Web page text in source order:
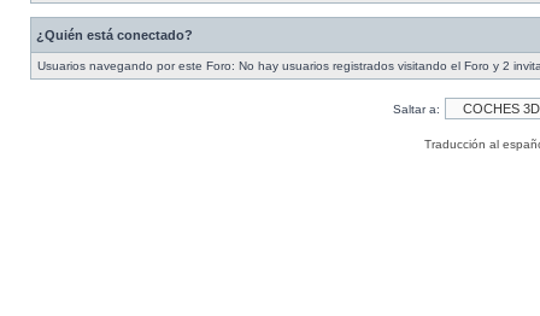
¿Quién está conectado?
Usuarios navegando por este Foro: No hay usuarios registrados visitando el Foro y 2
Saltar a:
Traducción al